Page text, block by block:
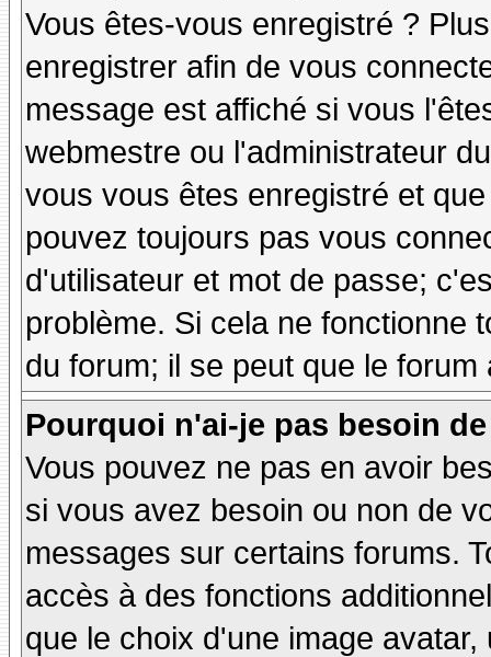
Vous êtes-vous enregistré ?
enregistrer afin de vous
message est affiché si vous
webmestre ou l'administrateur
vous vous êtes enregistré et
pouvez toujours pas vous
d'utilisateur et mot de passe;
problème. Si cela ne fonctionne
du forum; il se peut que le
Pourquoi n'ai-je pas besoin
Vous pouvez ne pas en avoir
si vous avez besoin ou non de
messages sur certains forums.
accès à des fonctions
que le choix d'une image